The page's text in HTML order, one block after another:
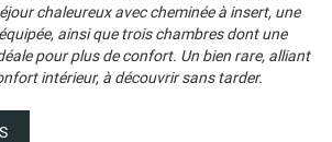
chaleureux avec cheminée à insert, une
ainsi que trois chambres dont une
pour plus de confort. Un bien rare, alliant
intérieur, à découvrir sans tarder.